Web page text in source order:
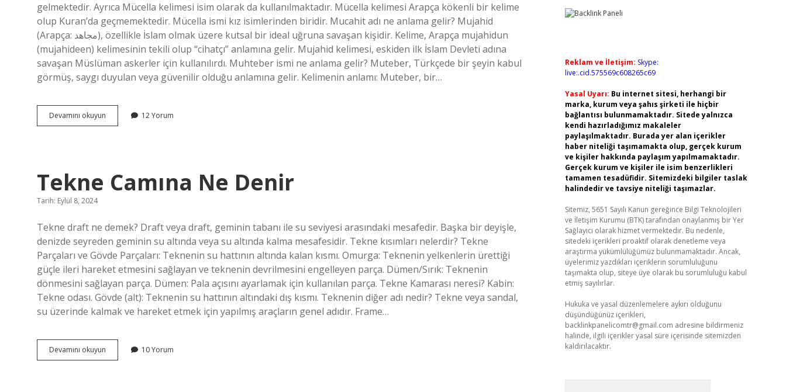
gelmektedir. Ayrıca Mücella kelimesi isim olarak da kullanılmaktadır. Mücella kelimesi Arapça kökenli bir kelime
olup Kuran’da geçmemektedir. Mücella ismi kız isimlerinden biridir. Mucahit adı ne anlama gelir? Mujahid
(Arapça: مجاهد), özellikle İslam olmak üzere kutsal bir ideal uğruna savaşan kişidir. Kelime, Arapça mujahidun
(mujahideen) kelimesinin tekili olup “cihatçı” anlamına gelir. Mujahid kelimesi, eskiden ilk İslam Devleti adına
savaşan Müslüman askerler için kullanılırdı. Muhteber ismi ne anlama gelir? Muteber, Türkçede bir şeyin kabul
görmüş, saygı duyulan veya güvenilir olduğu anlamına gelir. Kelimenin anlamı: Muteber, bir…
Devamını okuyun Mucteba
Ismi
12 Yorum
Tekne Camına Ne Denir
Tarih: Eylül 8, 2024
Tekne draft ne demek? Draft veya draft, geminin tabanı ile su seviyesi arasındaki mesafedir. Başka bir deyişle,
denizde seyreden geminin su altında veya su altında kalma mesafesidir. Tekne kısımları nelerdir? Tekne
Parçaları ve Gövde Parçaları: Teknenin su hattının altında kalan kısmı. Omurga: Teknenin yelkenlerin ürettiği
güçle ileri hareket etmesini sağlayan ve teknenin devrilmesini engelleyen parça. Dümen/Sırık: Teknenin
dönmesini sağlayan parça. Dümen: Pala açısını ayarlamak için kullanılan parça. Tekne Kamarası neresi? Kabin:
Tekne odası. Gövde (alt): Teknenin su hattının altındaki dış kısmı. Teknenin diğer adı nedir? Tekne veya sandal,
su üzerinde kalmak ve hareket etmek için yapılmış araçların genel adıdır. Frame…
Devamını okuyun
Camına
10 Yorum
Reklam ve İletişim: Skype:
live:.cid.575569c608265c69
Yasal Uyarı: Bu internet sitesi, herhangi bir
marka, kurum veya şahıs şirketi ile hiçbir
bağlantısı bulunmamaktadır. Sitede yalnızca
kendi hazırladığımız makaleler
paylaşılmaktadır. Burada yer alan içerikler
haber niteliği taşımamakta olup, gerçek kurum
ve kişiler hakkında paylaşım yapılmamaktadır.
Gerçek kurum ve kişiler ile isim benzerlikleri
tamamen tesadüfidir. Sitemizdeki bilgiler taslak
halindedir ve tavsiye niteliği taşımazlar.
Sitemiz, 5651 Sayılı Kanun gereğince Bilgi Teknolojileri
ve İletişim Kurumu (BTK) tarafından onaylanmış bir Yer
Sağlayıcı olarak hizmet vermektedir. Bu nedenle,
sitedeki içerikleri proaktif olarak denetleme veya
araştırma yükümlülüğümüz bulunmamaktadır. Ancak,
üyelerimiz yazdıkları içeriklerin sorumluluğunu
taşımakta olup, siteye üye olarak bu sorumluluğu kabul
etmiş sayılırlar.
Hukuka ve yasal düzenlemelere aykırı olduğunu
düşündüğünüz içerikleri,
backlinkpanelicomtr@gmail.com adresine bildirmeniz
halinde, ilgili içerikler yasal süre içerisinde sitemizden
kaldırılacaktır.